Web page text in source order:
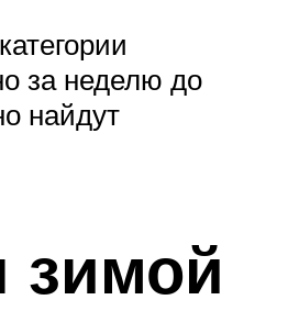
за неделю до
найдут
зимой